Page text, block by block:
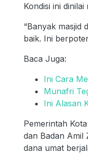
Kondisi ini
“Banyak masjid
baik. Ini
Baca Juga:
Ini Cara
Munafri
Ini Alasan
Pemerintah
dan Badan Amil
dana umat